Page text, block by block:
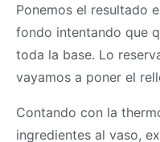
Ponemos el resultado
fondo intentando que
toda la base. Lo
vayamos a poner el
Contando con la
ingredientes al vaso,